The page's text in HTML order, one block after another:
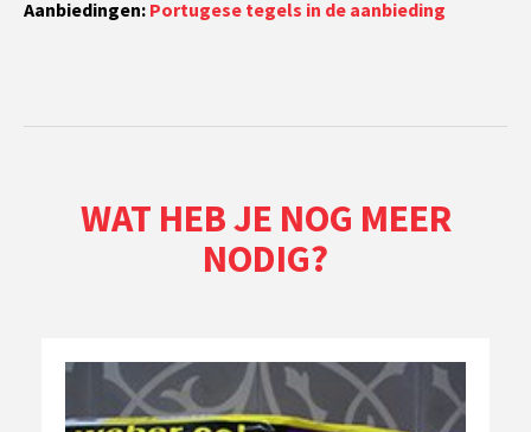
Aanbiedingen: Portugese tegels in de aanbieding
WAT HEB JE NOG MEER
NODIG?